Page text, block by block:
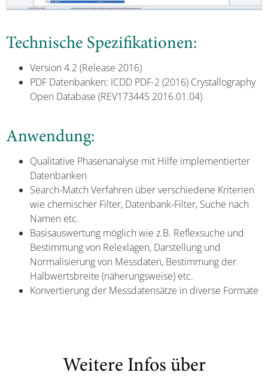
Technische Spezifikationen:
Version 4.2 (Release 2016)
PDF Datenbanken: ICDD PDF-2 (2016) Crystallography
Open Database (REV173445 2016.01.04)
Anwendung:
Qualitative Phasenanalyse mit Hilfe implementierter
Datenbanken
Search-Match Verfahren über verschiedene Kriterien
wie chemischer Filter, Datenbank-Filter, Suche nach
Namen etc.
Basisauswertung möglich wie z.B. Reflexsuche und
Bestimmung von Relexlagen, Darstellung und
Normalisierung von Messdaten, Bestimmung der
Halbwertsbreite (näherungsweise) etc.
Konvertierung der Messdatensätze in diverse Formate
Weitere Infos über